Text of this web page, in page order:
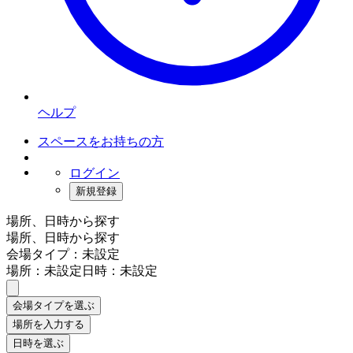
ヘルプ
スペースをお持ちの方
ログイン
新規登録
場所、日時から探す
場所、日時から探す
会場タイプ：未設定
場所：未設定日時：未設定
会場タイプを選ぶ
場所を入力する
日時を選ぶ